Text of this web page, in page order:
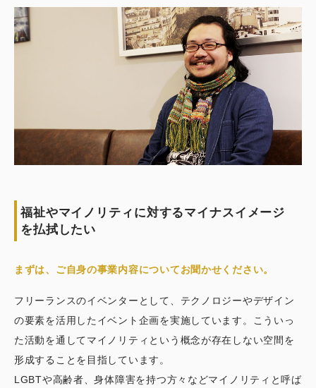
福祉やマイノリティに対するマイナスイメージ
を払拭したい
まずは、ご自身の事業内容についてお聞かせください。
フリーランスのイベンターとして、テクノロジーやデザイン
の要素を活用したイベント企画を実施しています。こういっ
た活動を通してマイノリティという概念が存在しない空間を
形成することを目指しています。
LGBTや高齢者、身体障害を持つ方々などマイノリティと呼ば